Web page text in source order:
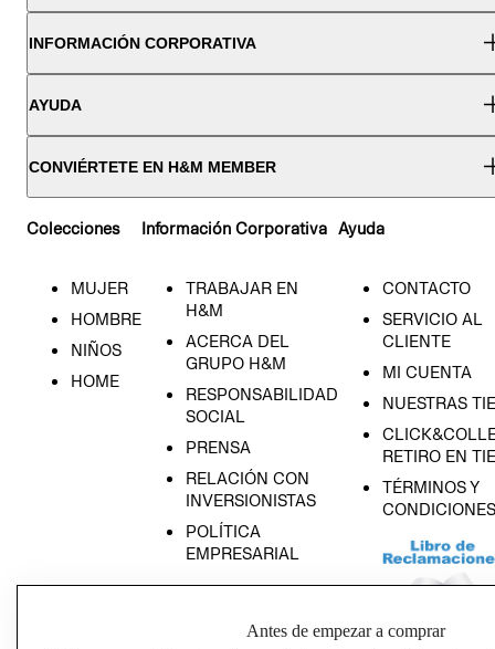
INFORMACIÓN CORPORATIVA
AYUDA
CONVIÉRTETE EN H&M MEMBER
Colecciones
MUJER
HOMBRE
NIÑOS
HOME
Información Corporativa
TRABAJAR EN
H&M
ACERCA DEL
GRUPO H&M
RESPONSABILIDAD
SOCIAL
PRENSA
RELACIÓN CON
INVERSIONISTAS
POLÍTICA
EMPRESARIAL
Ayuda
CONTACTO
SERVICIO AL
CLIENTE
MI CUENTA
NUESTRAS
RETIRO EN
TÉRMINOS Y
CONDICIONES
Antes de empezar a comprar